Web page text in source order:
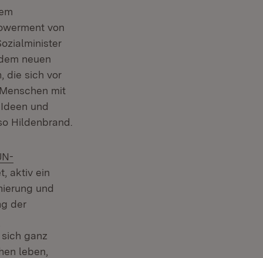
Fenster)
von
neuen
die sich vor
mit
und
Hildenbrand.
aktiv ein
und
der
Fenster)
ganz
leben,